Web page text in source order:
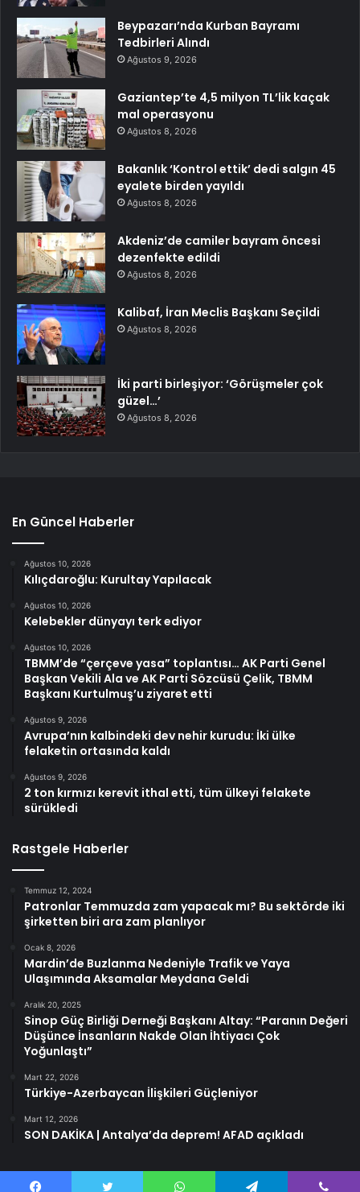
Beypazarı’nda Kurban Bayramı
Tedbirleri Alındı
Ağustos 9, 2026
Gaziantep’te 4,5 milyon TL’lik kaçak
mal operasyonu
Ağustos 8, 2026
Bakanlık ‘Kontrol ettik’ dedi salgın 45
eyalete birden yayıldı
Ağustos 8, 2026
Akdeniz’de camiler bayram öncesi
dezenfekte edildi
Ağustos 8, 2026
Kalibaf, İran Meclis Başkanı Seçildi
Ağustos 8, 2026
İki parti birleşiyor: ‘Görüşmeler çok
güzel…’
Ağustos 8, 2026
En Güncel Haberler
Ağustos 10, 2026
Kılıçdaroğlu: Kurultay Yapılacak
Ağustos 10, 2026
Kelebekler dünyayı terk ediyor
Ağustos 10, 2026
TBMM’de “çerçeve yasa” toplantısı… AK Parti Genel
Başkan Vekili Ala ve AK Parti Sözcüsü Çelik, TBMM
Başkanı Kurtulmuş’u ziyaret etti
Ağustos 9, 2026
Avrupa’nın kalbindeki dev nehir kurudu: İki ülke
felaketin ortasında kaldı
Ağustos 9, 2026
2 ton kırmızı kerevit ithal etti, tüm ülkeyi felakete
sürükledi
Rastgele Haberler
Temmuz 12, 2024
Patronlar Temmuzda zam yapacak mı? Bu sektörde iki
şirketten biri ara zam planlıyor
Ocak 8, 2026
Mardin’de Buzlanma Nedeniyle Trafik ve Yaya
Ulaşımında Aksamalar Meydana Geldi
Aralık 20, 2025
Sinop Güç Birliği Derneği Başkanı Altay: “Paranın Değeri
Düşünce İnsanların Nakde Olan İhtiyacı Çok
Yoğunlaştı”
Mart 22, 2026
Türkiye-Azerbaycan İlişkileri Güçleniyor
Mart 12, 2026
SON DAKİKA | Antalya’da deprem! AFAD açıkladı